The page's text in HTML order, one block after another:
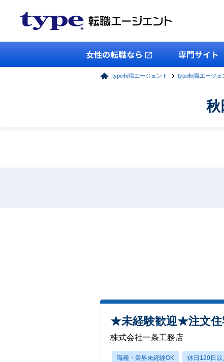
女性の転職なら 専門サイト
type転職エージェント type転職エージェ
秋
★未経験歓迎★注文住
株式会社一条工務店
職種・業界未経験OK 休日120日以